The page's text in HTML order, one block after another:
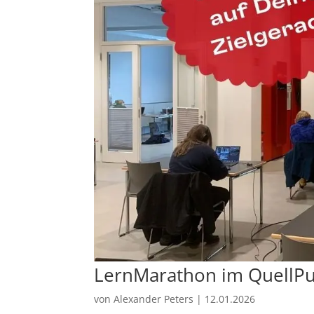
LernMarathon im
vonAlexander Peters | 12.01.2026